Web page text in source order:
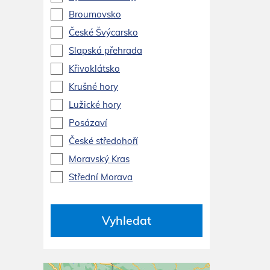
Broumovsko
České Švýcarsko
Slapská přehrada
Křivoklátsko
Krušné hory
Lužické hory
Posázaví
České středohoří
Moravský Kras
Střední Morava
Vyhledat